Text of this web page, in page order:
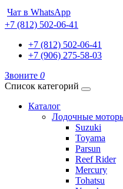
Чат в WhatsApp
+7 (812) 502-06-41
+7 (812) 502-06-41
+7 (906) 275-58-03
Звоните 0
Список категорий
Каталог
Лодочные
Suzuki
Toyama
Parsun
Reef Rider
Mercury
Tohatsu